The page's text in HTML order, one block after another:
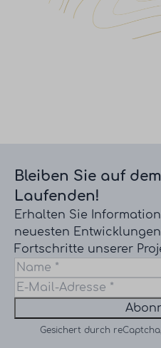
Bleiben Sie auf dem
Laufenden!
Erhalten Sie
neuesten
Fortschritte unserer
Gesichert durch reCaptcha,